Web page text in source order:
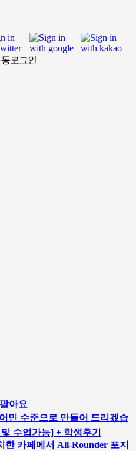
로그인
아요
어민 수준으로 만들어 드리겠습
수업가능] + 학생후기
한 카페에서 All-Rounder 포지